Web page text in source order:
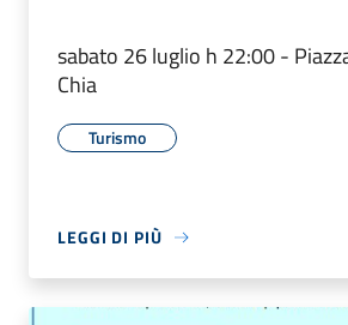
sabato 26 luglio h 22:00 -
Chia
Turismo
LEGGI DI PIÙ